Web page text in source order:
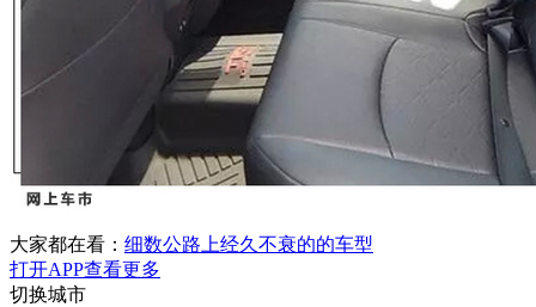
大家都在看： 细数公路上经久不衰的的车型
打开APP查看更多
切换城市